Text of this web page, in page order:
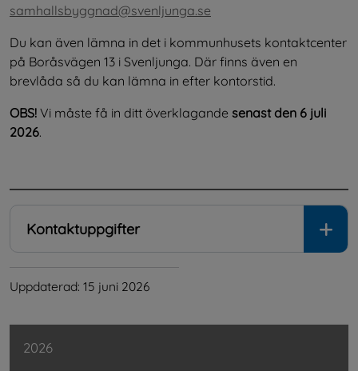
samhallsbyggnad@svenljunga.se
Du kan även lämna in det i kommunhusets kontaktcenter
på Boråsvägen 13 i Svenljunga. Där finns även en
brevlåda så du kan lämna in efter kontorstid.
OBS! Vi måste få in ditt överklagande senast den 6 juli
2026.
Kontaktuppgifter
Uppdaterad: 15 juni 2026
2026